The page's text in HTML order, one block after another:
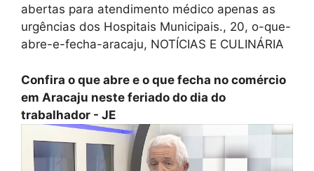
abertas para atendimento médico apenas as
urgências dos Hospitais Municipais., 20, o-que-
abre-e-fecha-aracaju, NOTÍCIAS E CULINÁRIA
Confira o que abre e o que fecha no comércio
em Aracaju neste feriado do dia do
trabalhador - JE